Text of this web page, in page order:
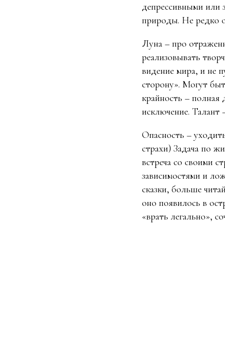
депрессивными или
природы. Не редко
Луна – про
реализовывать
видение мира, и не
сторону». Могут
крайность –
исключение.
Опасность –
страхи) Задача по
встреча со своими
зависимостями и
сказки, больше
оно появилось в
«врать легально»,